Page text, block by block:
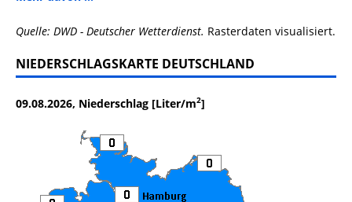
Quelle: DWD - Deutscher Wetterdienst. Rasterdaten visualisiert.
NIEDERSCHLAGSKARTE DEUTSCHLAND
09.08.2026, Niederschlag [Liter/m2]